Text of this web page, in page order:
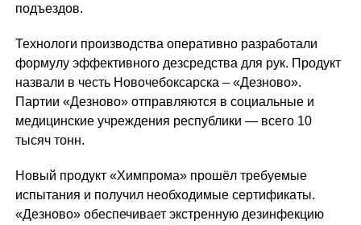
подъездов.
Технологи производства оперативно разработали
формулу эффективного дезсредства для рук. Продукт
назвали в честь Новочебоксарска – «Дезново».
Партии «Дезново» отправляются в социальные и
медицинские учреждения республики — всего 10
тысяч тонн.
Новый продукт «Химпрома» прошёл требуемые
испытания и получил необходимые сертификаты.
«Дезново» обеспечивает экстренную дезинфекцию